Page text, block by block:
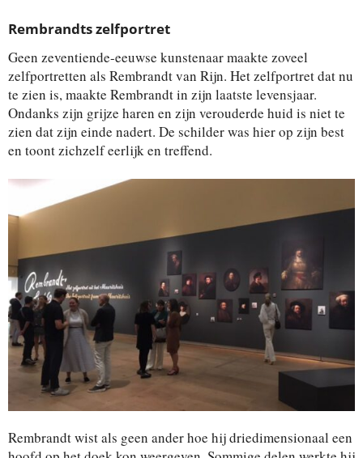
Rembrandts zelfportret
Geen zeventiende-eeuwse kunstenaar maakte zoveel
zelfportretten als Rembrandt van Rijn. Het zelfportret dat nu
te zien is, maakte Rembrandt in zijn laatste levensjaar.
Ondanks zijn grijze haren en zijn verouderde huid is niet te
zien dat zijn einde nadert. De schilder was hier op zijn best
en toont zichzelf eerlijk en treffend.
Rembrandt wist als geen ander hoe hij driedimensionaal een